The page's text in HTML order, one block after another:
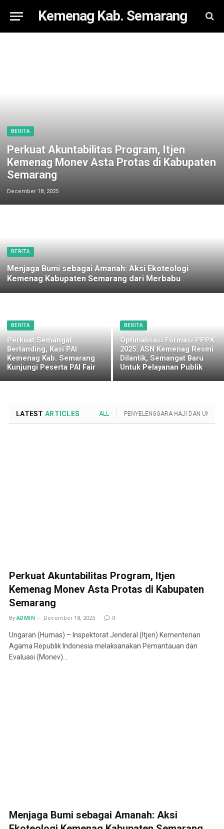
Kemenag Kab. Semarang
BERITA
Perkuat Akuntabilitas Program, Itjen
Kemenag Monev Asta Protas di Kabupaten
Semarang
December 18, 2025
BERITA
Menjaga Bumi sebagai Amanah: Aksi Ekoteologi
Kemenag Kabupaten Semarang dari Merbabu
BERITA
Perkuat Semangat
Bertanding, Kasi PAI
Kemenag Kab. Semarang
Kunjungi Peserta PAI Fair
BERITA
Optimalisasi Formasi PPPK
2025: ASN Kemenag Resmi
Dilantik, Semangat Baru
Untuk Pelayanan Publik
LATEST ARTICLES ALL PENYELENGGARA HAJI DAN UMROH
Perkuat Akuntabilitas Program, Itjen
Kemenag Monev Asta Protas di Kabupaten
Semarang
By ADMIN December 18, 2025 0
Ungaran (Humas) – Inspektorat Jenderal (Itjen) Kementerian
Agama Republik Indonesia melaksanakan Pemantauan dan
Evaluasi (Monev)…
Menjaga Bumi sebagai Amanah: Aksi